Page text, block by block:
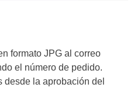
formato JPG al correo
el número de pedido.
desde la aprobación del